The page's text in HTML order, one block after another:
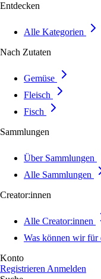
Entdecken
Alle Kategorien
Nach Zutaten
Gemüse
Fleisch
Fisch
Sammlungen
Über Sammlungen
Alle Sammlungen
Creator:innen
Alle Creator:innen
Was können wir für
Konto
Registrieren Anmelden